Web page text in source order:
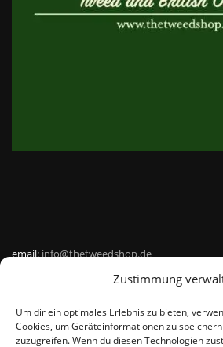
Zustimmung
Um dir ein optimales Erlebnis zu bieten,
Cookies, um Geräteinformationen zu
zuzugreifen. Wenn du diesen Technologien
email:info@thetweedshop.de
Kvk Nummer: 88959732
MWSnr: NL864836247B01